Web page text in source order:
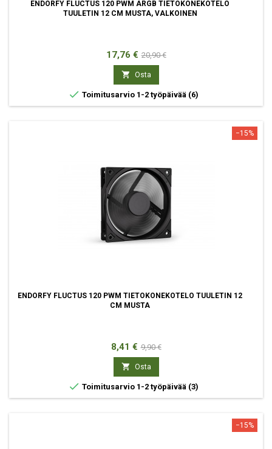
ENDORFY FLUCTUS 120 PWM ARGB TIETOKONEKOTELO
TUULETIN 12 CM MUSTA, VALKOINEN
Hinta
17,76 € Normaali
hinta
20,90 €
 Osta
 Toimitusarvio 1-2 työpäivää (6)
−15%
ENDORFY FLUCTUS 120 PWM TIETOKONEKOTELO TUULETIN 12
CM MUSTA
Hinta
8,41 € Normaali
hinta
9,90 €
 Osta
 Toimitusarvio 1-2 työpäivää (3)
−15%